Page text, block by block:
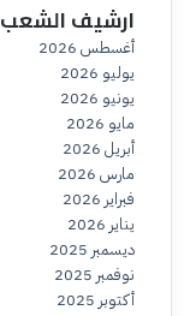
ارشيف الشعب
أغسطس 2026
يوليو 2026
يونيو 2026
مايو 2026
أبريل 2026
مارس 2026
فبراير 2026
يناير 2026
ديسمبر 2025
نوفمبر 2025
أكتوبر 2025